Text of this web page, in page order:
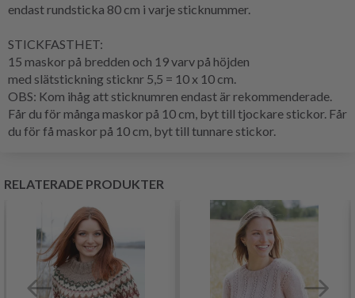
endastrundsticka 80 cm i varje sticknummer.
STICKFASTHET:
15 maskor på bredden och 19varvpå höjden
med slätstickning sticknr 5,5 = 10 x 10 cm.
OBS: Kom ihåg att sticknumren endast är rekommenderade.
Får du för många maskor på 10 cm, byt till tjockare stickor. Får
du för få maskor på 10 cm, byt till tunnare stickor.
RELATERADE PRODUKTER